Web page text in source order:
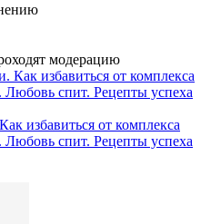
модерацию
избавиться от комплекса
Любовь спит. Рецепты успеха